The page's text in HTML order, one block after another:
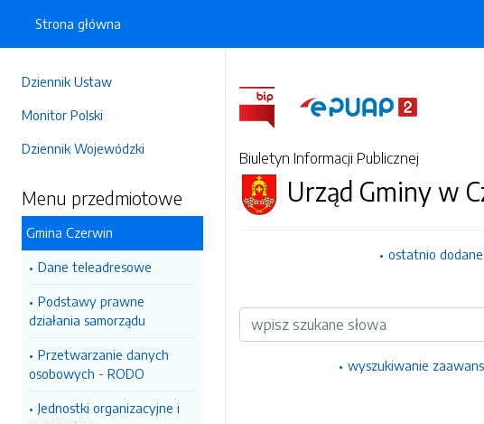
Dziennik Ustaw
Monitor Polski
Dziennik Wojewódzki
Menu przedmiotowe
Gmina Czerwin
Dane teleadresowe
Podstawy prawne
działania samorządu
Przetwarzanie danych
osobowych - RODO
Jednostki organizacyjne i
Strona główna
Biuletyn Informacji Publicznej
Urząd Gminy w
ostatnio dodane
Wyszukiwarka
wyszukiwanie